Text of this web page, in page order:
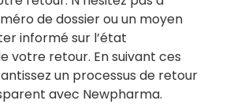
de dossier ou un moyen
informé sur l’état
votre retour. En suivant ces
un processus de retour
avec Newpharma.